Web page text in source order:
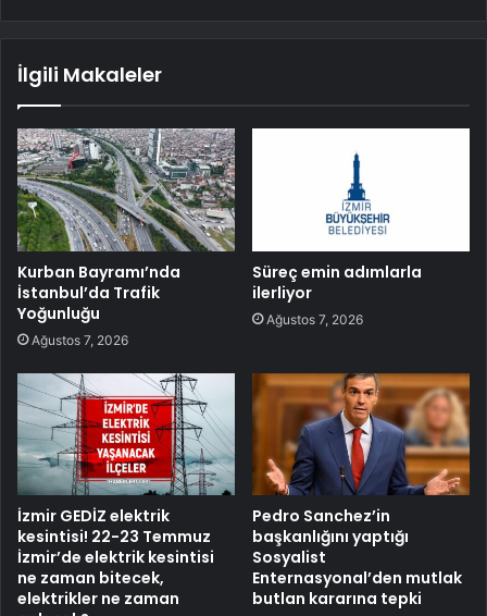
İlgili Makaleler
Kurban Bayramı’nda
İstanbul’da Trafik
Yoğunluğu
Ağustos 7, 2026
Süreç emin adımlarla
ilerliyor
Ağustos 7, 2026
İzmir GEDİZ elektrik
kesintisi! 22-23 Temmuz
İzmir’de elektrik kesintisi
ne zaman bitecek,
elektrikler ne zaman
Pedro Sanchez’in
başkanlığını yaptığı
Sosyalist
Enternasyonal’den mutlak
butlan kararına tepki